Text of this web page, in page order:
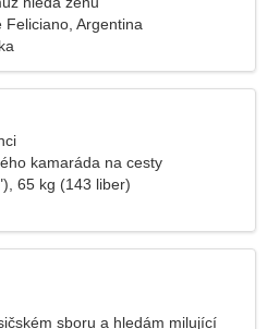
Feliciano, Argentina
kamaráda na cesty
65 kg (143 liber)
sboru a hledám milující